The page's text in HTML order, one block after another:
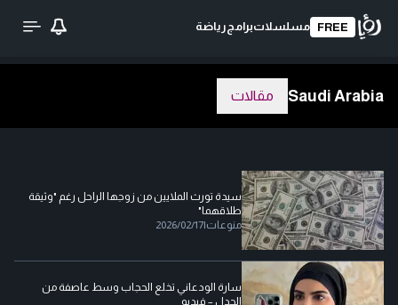
FREE مسلسلاتبرامج رياضة
Saudi Arabia مقالات
سيدة تورث الملايين من زوجها الراحل رغم "وثيقة
طلاقهما"
منوعات|
2026/02/17
سارة الودعاني تخلع الحجاب وسط عاصفة من
الجدل – فيديو